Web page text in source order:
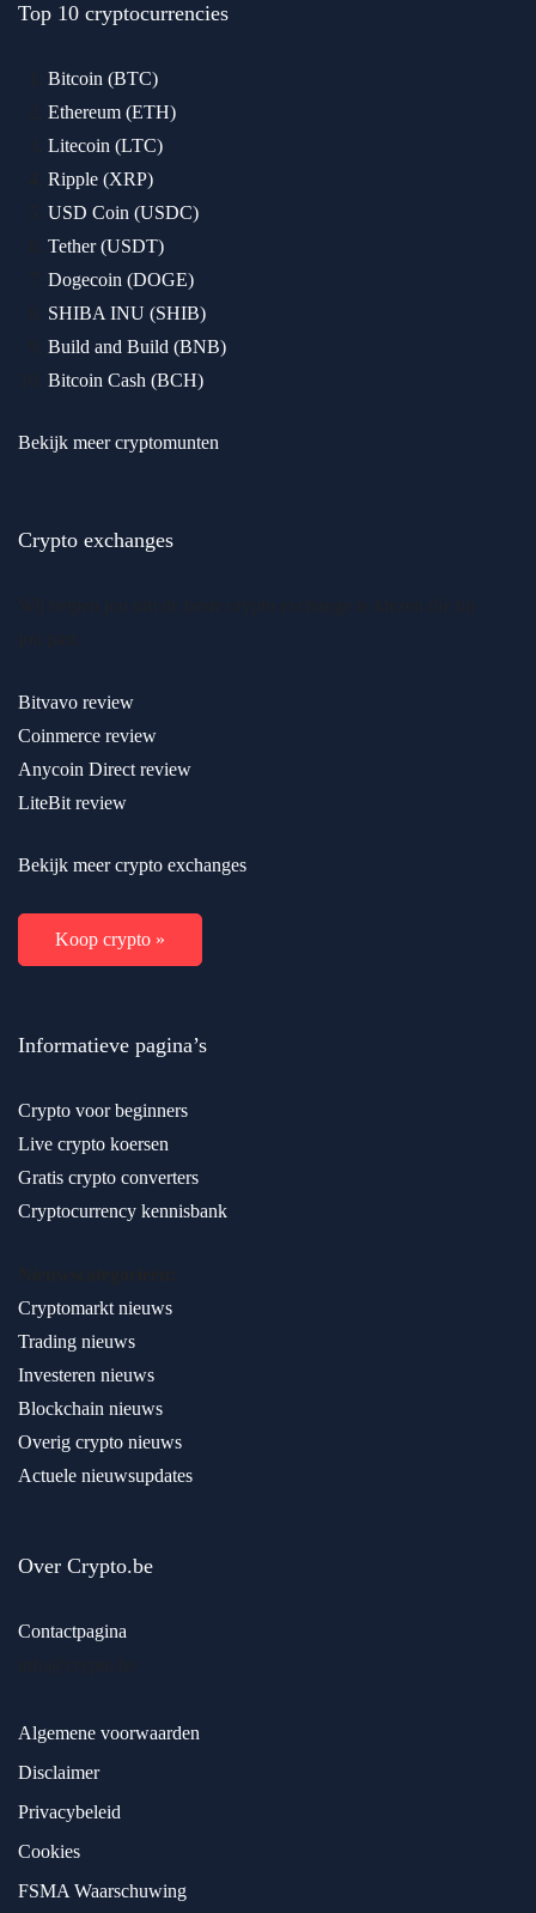
Top 10 cryptocurrencies
Bitcoin (BTC)
Ethereum (ETH)
Litecoin (LTC)
Ripple (XRP)
USD Coin (USDC)
Tether (USDT)
Dogecoin (DOGE)
SHIBA INU (SHIB)
Build and Build (BNB)
Bitcoin Cash (BCH)
Bekijk meer cryptomunten
Crypto exchanges
Bitvavo review
Coinmerce review
Anycoin Direct review
LiteBit review
Bekijk meer crypto exchanges
Koop crypto »
Informatieve pagina’s
Crypto voor beginners
Live crypto koersen
Gratis crypto converters
Cryptocurrency kennisbank
Cryptomarkt nieuws
Trading nieuws
Investeren nieuws
Blockchain nieuws
Overig crypto nieuws
Actuele nieuwsupdates
Over Crypto.be
Contactpagina
Algemene voorwaarden
Disclaimer
Privacybeleid
Cookies
FSMA Waarschuwing